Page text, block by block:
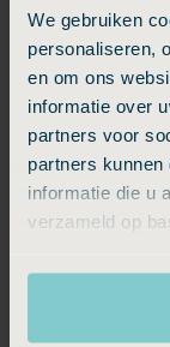
We gebruiken
personaliseren,
en om ons
informatie over
partners voor
partners
informatie die u
verzameld op
5 sterren:
Heel
Alles goed geregeld.
Schrijf een